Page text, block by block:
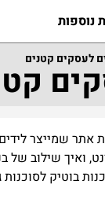
נוספות
לעסקים קטנים
אתר שמייצר
שילוב של
בוטיק